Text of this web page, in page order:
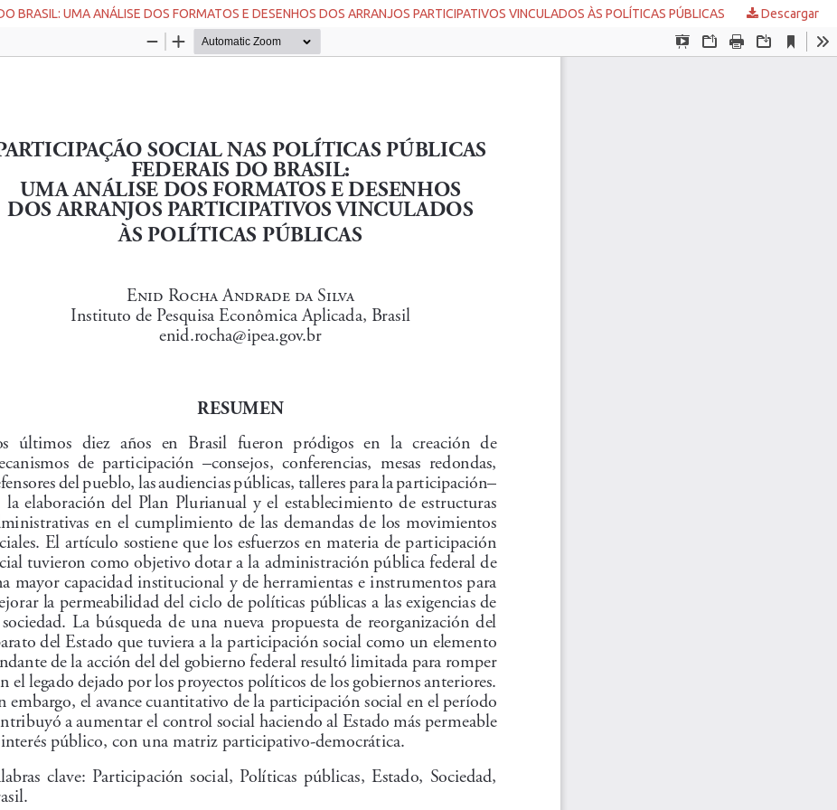
BRASIL: UMA ANÁLISE DOS FORMATOS E DESENHOS DOS ARRANJOS PARTICIPATIVOS VINCULADOS ÀS POLÍTICAS PÚBLICAS Descargar